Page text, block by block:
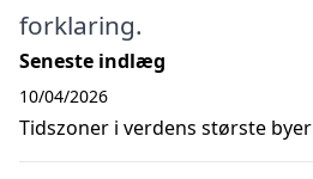
forklaring.
Seneste indlæg
Tidszoner i verdens største byer
10/04/2026